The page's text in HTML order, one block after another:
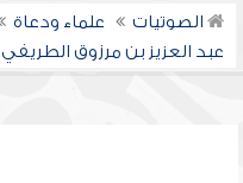
الصوتيات علماء ودعاة
عبد العزيز بن مرزوق الطريفي